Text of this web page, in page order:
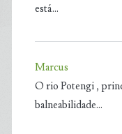
está…
Marcus
O rio Potengi ,
balneabilidade…